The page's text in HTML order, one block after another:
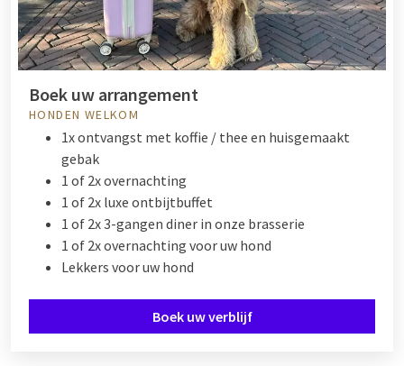
Boek uw arrangement
HONDEN WELKOM
1x ontvangst met koffie / thee en huisgemaakt
gebak
1 of 2x overnachting
1 of 2x luxe ontbijtbuffet
1 of 2x 3-gangen diner in onze brasserie
1 of 2x overnachting voor uw hond
Lekkers voor uw hond
Boek uw verblijf